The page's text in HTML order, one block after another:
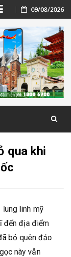
09/08/2026
qua khi
lung linh mỹ
đến địa điểm
bỏ quên đảo
này vẫn